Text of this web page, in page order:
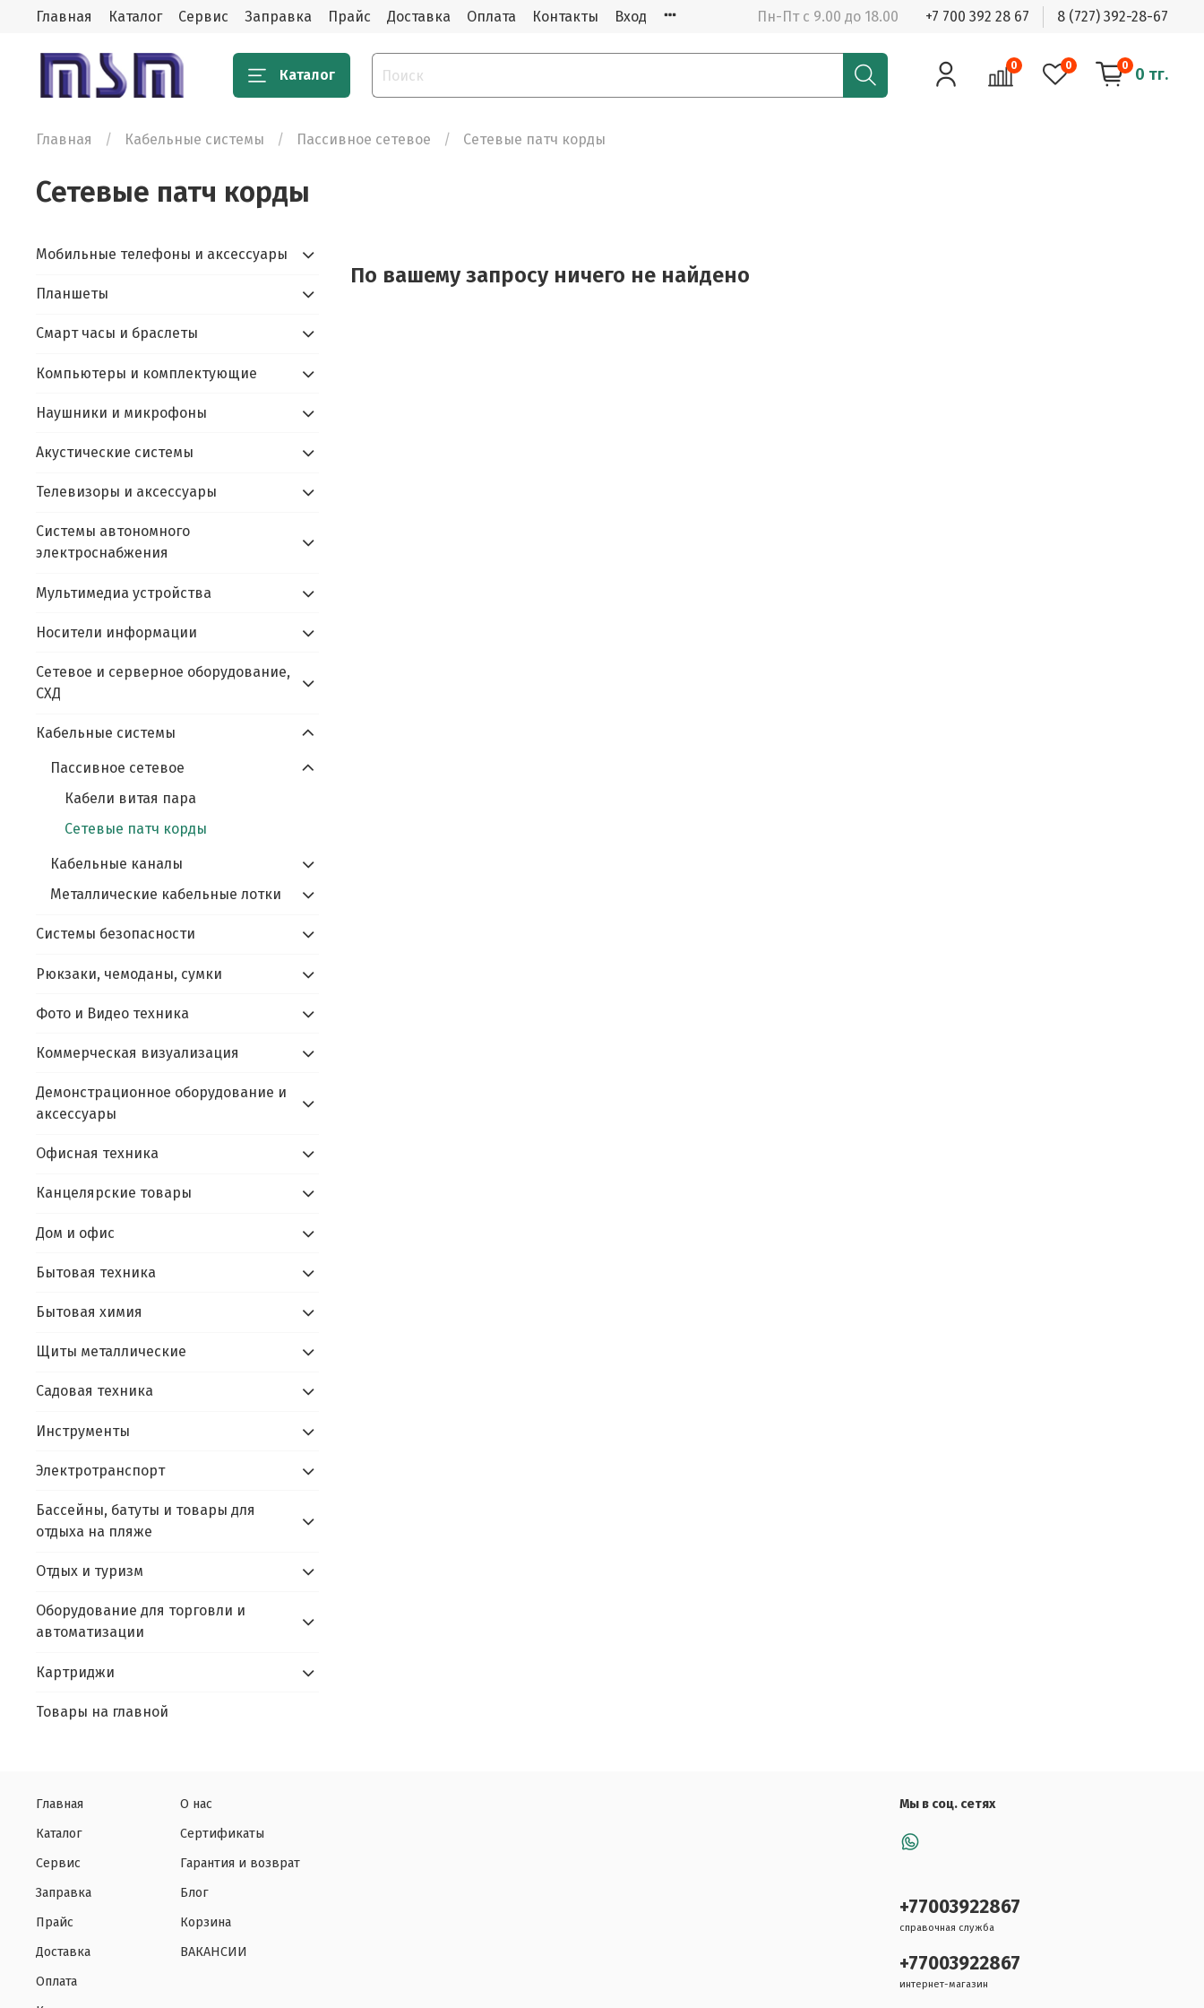
Главная Каталог Сервис Заправка Прайс Доставка Оплата Контакты Вход Пн-Пт с 9.00 до 18.00 +7 700 392 28 67 8 (727) 392-28-67
Каталог
0 0 0 0 тг.
Главная Кабельные системы Пассивное сетевое Сетевые патч корды
Сетевые патч корды
По вашему запросу ничего не найдено
Мобильные телефоны и аксессуары
Планшеты
Смарт часы и браслеты
Компьютеры и комплектующие
Наушники и микрофоны
Акустические системы
Телевизоры и аксессуары
Системы автономного
электроснабжения
Мультимедиа устройства
Носители информации
Сетевое и серверное оборудование,
СХД
Кабельные системы
Пассивное сетевое
Кабели витая пара
Сетевые патч корды
Кабельные каналы
Металлические кабельные лотки
Системы безопасности
Рюкзаки, чемоданы, сумки
Фото и Видео техника
Коммерческая визуализация
Демонстрационное оборудование и
аксессуары
Офисная техника
Канцелярские товары
Дом и офис
Бытовая техника
Бытовая химия
Щиты металлические
Садовая техника
Инструменты
Электротранспорт
Бассейны, батуты и товары для
отдыха на пляже
Отдых и туризм
Оборудование для торговли и
автоматизации
Картриджи
Товары на главной
Главная
Каталог
Сервис
Заправка
Прайс
Доставка
Оплата
О нас
Сертификаты
Гарантия и возврат
Блог
Корзина
ВАКАНСИИ
Мы в соц. сетях
+77003922867
справочная служба
+77003922867
интернет-магазин